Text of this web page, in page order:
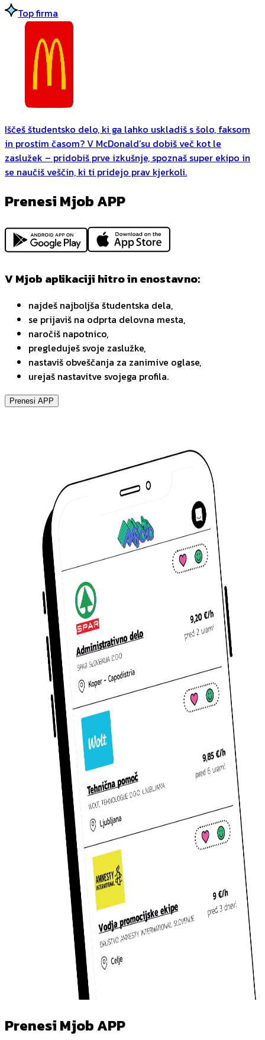
Top firma
Iščeš študentsko delo, ki ga lahko uskladiš s šolo, faksom
in prostim časom? V McDonald’su dobiš več kot le
zaslužek – pridobiš prve izkušnje, spoznaš super ekipo in
se naučiš veščin, ki ti pridejo prav kjerkoli.
Prenesi Mjob APP
V Mjob aplikaciji hitro in enostavno:
najdeš najboljša študentska dela,
se prijaviš na odprta delovna mesta,
naročiš napotnico,
pregleduješ svoje zaslužke,
nastaviš obveščanja za zanimive oglase,
urejaš nastavitve svojega profila.
Prenesi APP
Prenesi Mjob APP